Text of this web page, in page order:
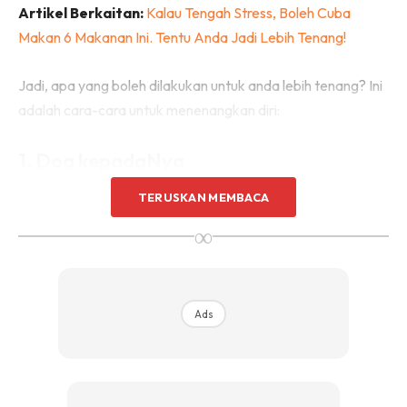
Artikel Berkaitan: Kalau Tengah Stress, Boleh Cuba
Makan 6 Makanan Ini. Tentu Anda Jadi Lebih Tenang!
Jadi, apa yang boleh dilakukan untuk anda lebih tenang? Ini
TERUSKAN MEMBACA
∞
Ads